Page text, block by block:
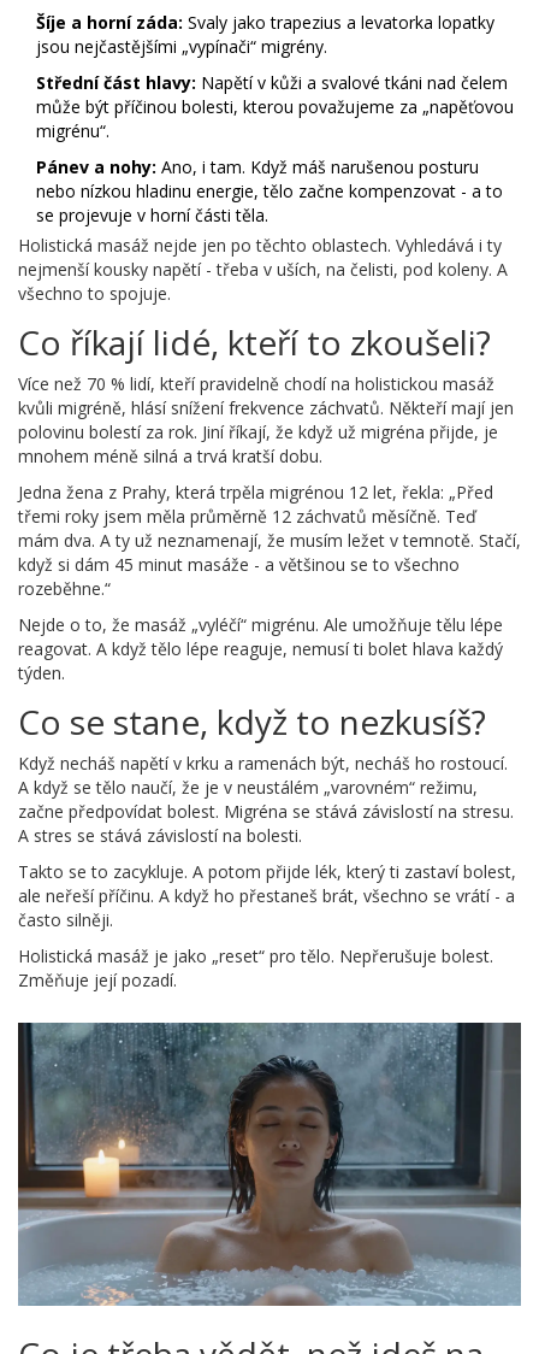
Šíje a horní záda: Svaly jako trapezius a levatorka lopatky
jsou nejčastějšími „vypínači“ migrény.
Střední část hlavy: Napětí v kůži a svalové tkáni nad čelem
může být příčinou bolesti, kterou považujeme za „napěťovou
migrénu“.
Pánev a nohy: Ano, i tam. Když máš narušenou posturu
nebo nízkou hladinu energie, tělo začne kompenzovat - a to
se projevuje v horní části těla.
Holistická masáž nejde jen po těchto oblastech. Vyhledává i ty
nejmenší kousky napětí - třeba v uších, na čelisti, pod koleny. A
všechno to spojuje.
Co říkají lidé, kteří to zkoušeli?
Více než 70 % lidí, kteří pravidelně chodí na holistickou masáž
kvůli migréně, hlásí snížení frekvence záchvatů. Někteří mají jen
polovinu bolestí za rok. Jiní říkají, že když už migréna přijde, je
mnohem méně silná a trvá kratší dobu.
Jedna žena z Prahy, která trpěla migrénou 12 let, řekla: „Před
třemi roky jsem měla průměrně 12 záchvatů měsíčně. Teď
mám dva. A ty už neznamenají, že musím ležet v temnotě. Stačí,
když si dám 45 minut masáže - a většinou se to všechno
rozeběhne.“
Nejde o to, že masáž „vyléčí“ migrénu. Ale umožňuje tělu lépe
reagovat. A když tělo lépe reaguje, nemusí ti bolet hlava každý
týden.
Co se stane, když to nezkusíš?
Když necháš napětí v krku a ramenách být, necháš ho rostoucí.
A když se tělo naučí, že je v neustálém „varovném“ režimu,
začne předpovídat bolest. Migréna se stává závislostí na stresu.
A stres se stává závislostí na bolesti.
Takto se to zacykluje. A potom přijde lék, který ti zastaví bolest,
ale neřeší příčinu. A když ho přestaneš brát, všechno se vrátí - a
často silněji.
Holistická masáž je jako „reset“ pro tělo. Nepřerušuje bolest.
Změňuje její pozadí.